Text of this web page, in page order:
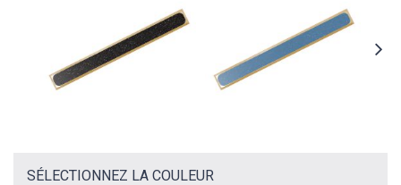
SÉLECTIONNEZ LA COULEUR